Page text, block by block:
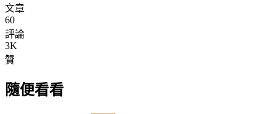
文章
60
評論
3K
贊
隨便看看